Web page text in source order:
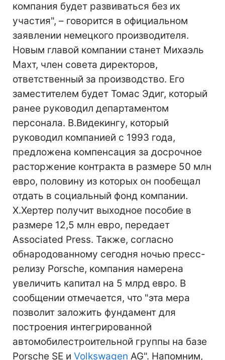
компания будет развиваться без их
участия", – говорится в официальном
заявлении немецкого производителя.
Новым главой компании станет Михаэль
Махт, член совета директоров,
ответственный за производство. Его
заместителем будет Томас Эдиг, который
ранее руководил департаментом
персонала. В.Видекингу, который
руководил компанией с 1993 года,
предложена компенсация за досрочное
расторжение контракта в размере 50 млн
евро, половину из которых он пообещал
отдать в социальный фонд компании.
Х.Хертер получит выходное пособие в
размере 12,5 млн евро, передает
Associated Press. Также, согласно
обнародованному сегодня ночью пресс-
релизу Porsche, компания намерена
увеличить капитал на 5 млрд евро. В
сообщении отмечается, что "эта мера
позволит заложить фундамент для
построения интегрированной
автомобилестроительной группы на базе
Porsche SE и Volkswagen AG". Напомним,